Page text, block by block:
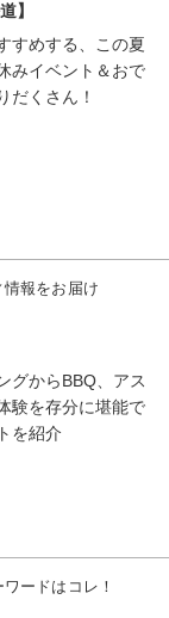
】
すめする、この夏
みイベント＆おで
だくさん！
報をお届け
グからBBQ、アス
験を存分に堪能で
を紹介
ードはコレ！